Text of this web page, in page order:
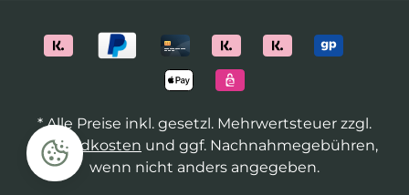
* Alle Preise inkl. gesetzl. Mehrwertsteuer zzgl.
Versandkosten und ggf. Nachnahmegebühren,
wenn nicht anders angegeben.